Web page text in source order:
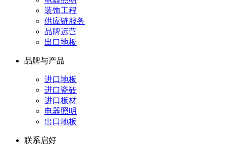
装饰工程
供应链服务
品牌运营
出口地板
品牌与产品
进口地板
进口瓷砖
进口板材
电器照明
出口地板
联系启好